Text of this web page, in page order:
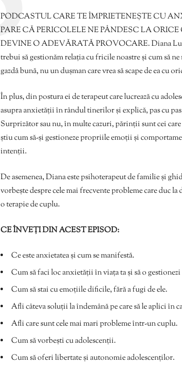
PODCASTUL CARE TE ÎMPRIETENEȘTE CU
PARE CĂ PERICOLELE NE PÂNDESC LA
DEVINE O ADEVĂRATĂ PROVOCARE. Diana
trebui să gestionăm relația cu fricile noastre și cum să
gazdă bună, nu un dușman care vrea să scape de ea cu
În plus, din postura ei de terapeut care lucrează cu
asupra anxietății în rândul tinerilor și explică, pas cu
Surprizător sau nu, în multe cazuri, părinții sunt cei
știu cum să-și gestioneze propriile emoții și
intenții.
De asemenea, Diana este psihoterapeut de familie și
vorbește despre cele mai frecvente probleme care duc
o terapie de cuplu.
CE ÎNVEȚI DIN ACEST EPISOD:
Ce este anxietatea și cum se manifestă.
Cum să faci loc anxietății în viața ta și să o gestionezi
Cum să stai cu emoțiile dificile, fără a fugi de ele.
Afli câteva soluții la îndemână pe care să le aplici în
Afli care sunt cele mai mari probleme într-un cuplu.
Cum să vorbești cu adolescenții.
Cum să oferi libertate și autonomie adolescenților.